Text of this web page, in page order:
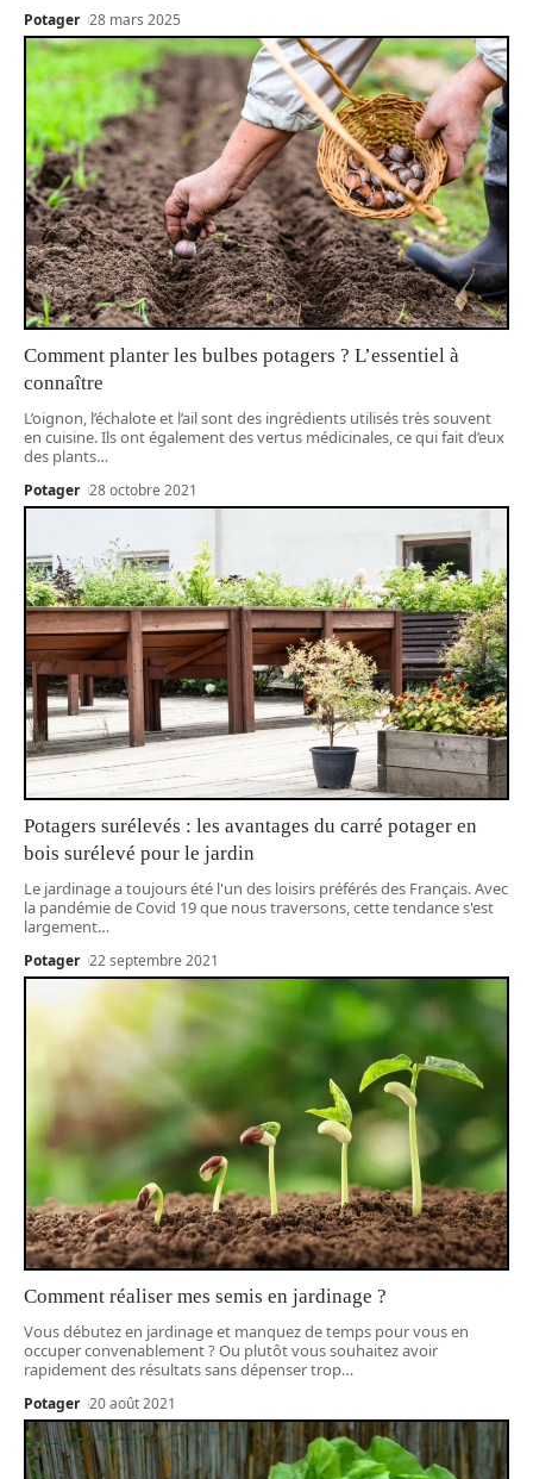
Potager 28 mars 2025
Comment planter les bulbes potagers ? L’essentiel à
connaître
L’oignon, l’échalote et l’ail sont des ingrédients utilisés très souvent
en cuisine. Ils ont également des vertus médicinales, ce qui fait d’eux
des plants…
Potager 28 octobre 2021
Potagers surélevés : les avantages du carré potager en
bois surélevé pour le jardin
Le jardinage a toujours été l'un des loisirs préférés des Français. Avec
la pandémie de Covid 19 que nous traversons, cette tendance s'est
largement…
Potager 22 septembre 2021
Comment réaliser mes semis en jardinage ?
Vous débutez en jardinage et manquez de temps pour vous en
occuper convenablement ? Ou plutôt vous souhaitez avoir
rapidement des résultats sans dépenser trop…
Potager 20 août 2021